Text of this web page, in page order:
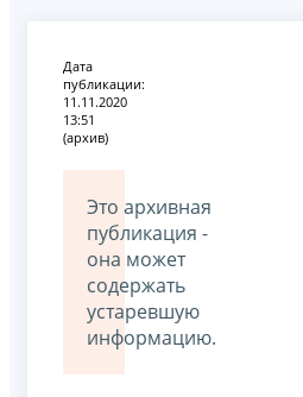
Дата
публикации:
11.11.2020
13:51
(архив)
Это архивная
публикация -
она может
содержать
устаревшую
информацию.